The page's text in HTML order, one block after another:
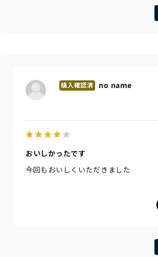
no name
おいしかったです
今回もおいしくいただきました